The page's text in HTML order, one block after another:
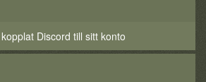
Discord till sitt konto